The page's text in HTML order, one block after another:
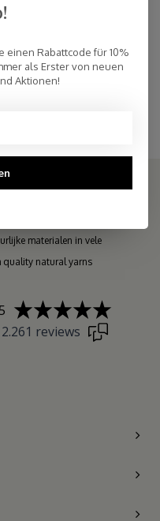
materialen in vele
quality natural yarns
2.261 reviews
einen Rabattcode für 10%
als Erster von neuen
Aktionen!